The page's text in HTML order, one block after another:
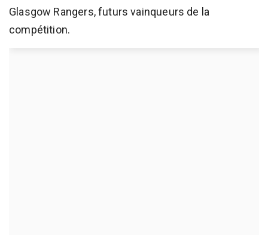
Glasgow Rangers, futurs vainqueurs de la
compétition.